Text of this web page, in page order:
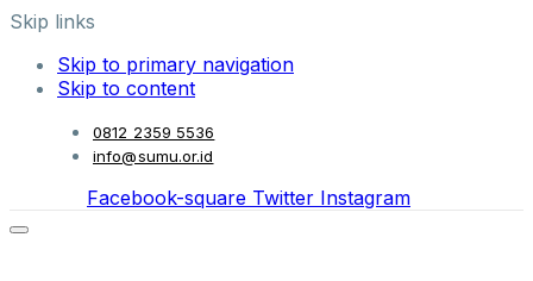
Skip links
Skip to primary navigation
Skip to content
0812 2359 5536
info@sumu.or.id
Facebook-square Twitter Instagram